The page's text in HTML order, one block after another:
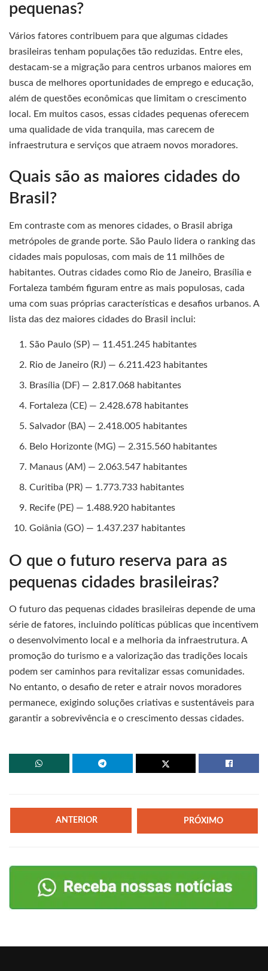
pequenas?
Vários fatores contribuem para que algumas cidades
brasileiras tenham populações tão reduzidas. Entre eles,
destacam-se a migração para centros urbanos maiores em
busca de melhores oportunidades de emprego e educação,
além de questões econômicas que limitam o crescimento
local. Em muitos casos, essas cidades pequenas oferecem
uma qualidade de vida tranquila, mas carecem de
infraestrutura e serviços que atraem novos moradores.
Quais são as maiores cidades do
Brasil?
Em contraste com as menores cidades, o Brasil abriga
metrópoles de grande porte. São Paulo lidera o ranking das
cidades mais populosas, com mais de 11 milhões de
habitantes. Outras cidades como Rio de Janeiro, Brasília e
Fortaleza também figuram entre as mais populosas, cada
uma com suas próprias características e desafios urbanos. A
lista das dez maiores cidades do Brasil inclui:
São Paulo (SP) — 11.451.245 habitantes
Rio de Janeiro (RJ) — 6.211.423 habitantes
Brasília (DF) — 2.817.068 habitantes
Fortaleza (CE) — 2.428.678 habitantes
Salvador (BA) — 2.418.005 habitantes
Belo Horizonte (MG) — 2.315.560 habitantes
Manaus (AM) — 2.063.547 habitantes
Curitiba (PR) — 1.773.733 habitantes
Recife (PE) — 1.488.920 habitantes
Goiânia (GO) — 1.437.237 habitantes
O que o futuro reserva para as
pequenas cidades brasileiras?
O futuro das pequenas cidades brasileiras depende de uma
série de fatores, incluindo políticas públicas que incentivem
o desenvolvimento local e a melhoria da infraestrutura. A
promoção do turismo e a valorização das tradições locais
podem ser caminhos para revitalizar essas comunidades.
No entanto, o desafio de reter e atrair novos moradores
permanece, exigindo soluções criativas e sustentáveis para
garantir a sobrevivência e o crescimento dessas cidades.
ANTERIOR PRÓXIMO